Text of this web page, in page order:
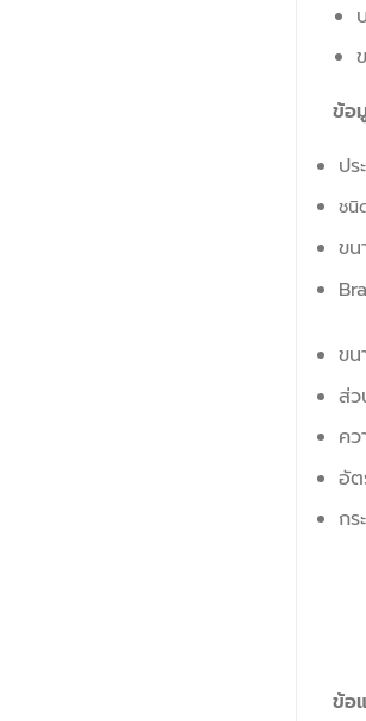
ข้อ
ป
ชนิ
ข
ข
ส่ว
ค
อั
กร
ข้อ